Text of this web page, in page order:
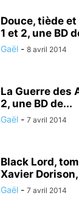
Douce, tiède
1 et 2, une BD
Gaël - 8 avril 2014
La Guerre des
2, une BD de...
Gaël - 7 avril 2014
Black Lord,
Xavier
Gaël - 7 avril 2014